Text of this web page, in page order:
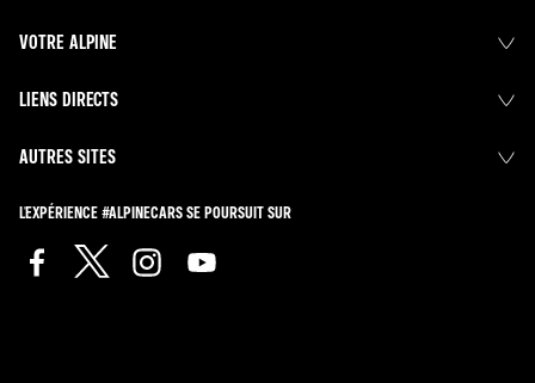
VOTRE ALPINE
LIENS DIRECTS
AUTRES SITES
L'EXPÉRIENCE #ALPINECARS SE POURSUIT SUR